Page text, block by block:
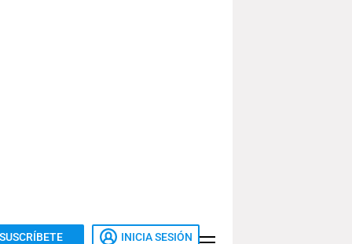
SUSCRÍBETE INICIA SESIÓN